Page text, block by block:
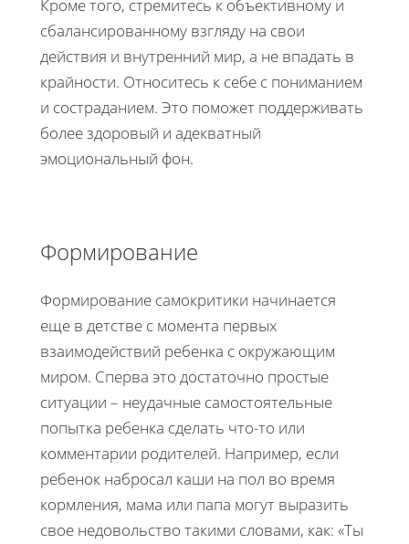
Кроме того, стремитесь к объективному и
сбалансированному взгляду на свои
действия и внутренний мир, а не впадать в
крайности. Относитесь к себе с пониманием
и состраданием. Это поможет поддерживать
более здоровый и адекватный
эмоциональный фон.
Формирование
Формирование самокритики начинается
еще в детстве с момента первых
взаимодействий ребенка с окружающим
миром. Сперва это достаточно простые
ситуации – неудачные самостоятельные
попытка ребенка сделать что-то или
комментарии родителей. Например, если
ребенок набросал каши на пол во время
кормления, мама или папа могут выразить
свое недовольство такими словами, как: «Ты